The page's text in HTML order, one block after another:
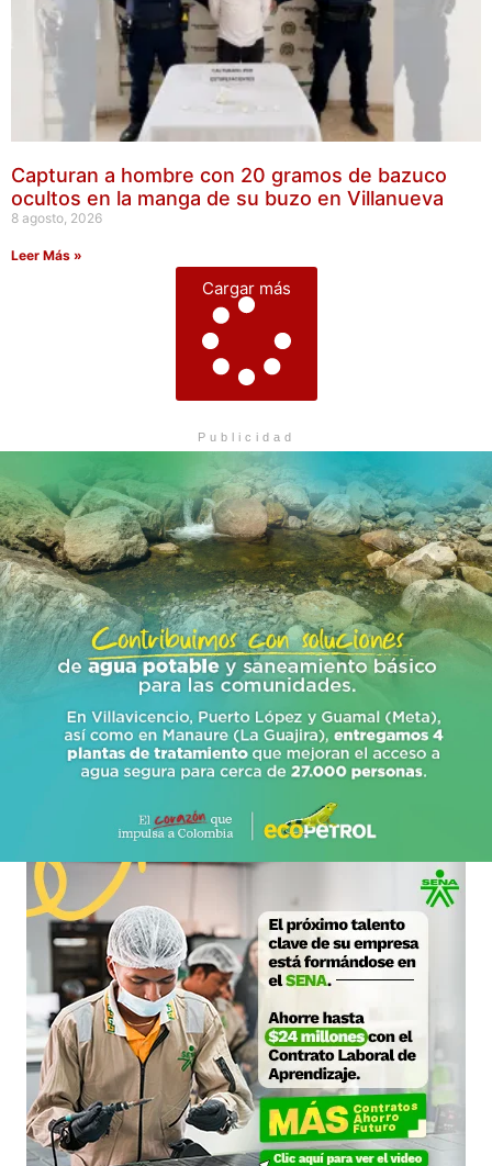
Capturan a hombre con 20 gramos de bazuco
ocultos en la manga de su buzo en Villanueva
8 agosto, 2026
Leer Más »
Cargar más
Publicidad